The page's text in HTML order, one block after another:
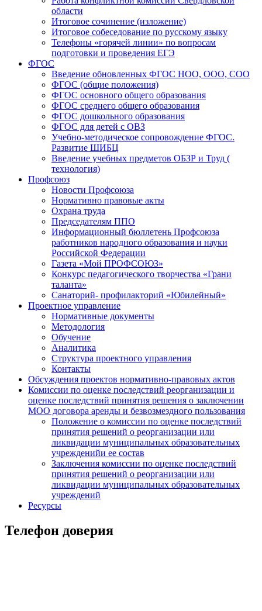
области
Итоговое сочинение (изложение)
Итоговое собеседование по русскому языку
Телефоны «горячей линии» по вопросам
подготовки и проведения ЕГЭ
ФГОС
Введение обновленных ФГОС НОО, ООО, СОО
ФГОС (общие положения)
ФГОС основного общего образования
ФГОС среднего общего образования
ФГОС дошкольного образования
ФГОС для детей с ОВЗ
Учебно-методическое сопровождение ФГОС.
Развитие ШИБЦ
Введение учебных предметов ОБЗР и Труд (
технология)
Профсоюз
Новости Профсоюза
Нормативно правовые акты
Охрана труда
Председателям ППО
Информационный бюллетень Профсоюза
работников народного образования и науки
Российской Федерации
Газета «Мой ПРОФСОЮЗ»
Конкурс педагогического творчества «Грани
таланта»
Санаторий- профилакторий «Юбилейный»
Проектное управление
Нормативные документы
Методология
Обучение
Аналитика
Структура проектного управления
Контакты
Обсуждения проектов нормативно-правовых актов
Комиссии по оценке последствий реорганизации и
оценке последствий принятия решения о заключении
МОО договора аренды и безвозмездного пользования
Положение о комиссии по оценке последствий
принятия решений о реорганизации или
ликвидации муниципальных образовательных
учрежденийи ее состав
Заключения комиссии по оценке последствий
принятия решений о реорганизации или
ликвидации муниципальных образовательных
учреждений
Ресурсы
Телефон доверия